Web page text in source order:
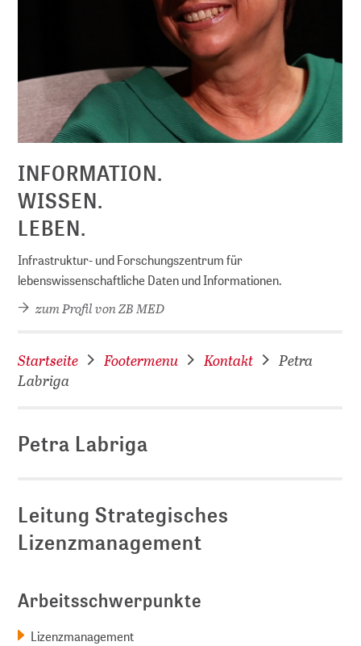
INFORMATION.
WISSEN.
LEBEN.
Infrastruktur- und Forschungszentrum für
lebenswissenschaftliche Daten und Informationen.
zum Profil von ZB MED
Startseite Footermenu Kontakt
Petra
Labriga
Petra Labriga
Leitung Strategisches
Lizenzmanagement
Arbeitsschwerpunkte
Lizenzmanagement